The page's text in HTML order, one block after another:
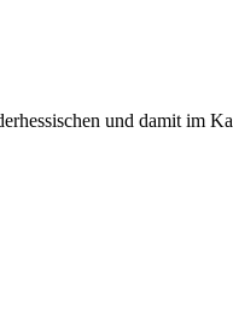
und damit im